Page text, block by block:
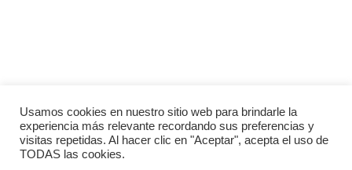
Usamos cookies en nuestro sitio web para brindarle la
experiencia más relevante recordando sus preferencias y
visitas repetidas. Al hacer clic en "Aceptar", acepta el uso de
TODAS las cookies.